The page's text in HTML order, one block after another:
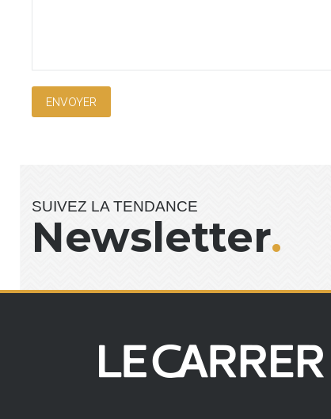
SUIVEZ LA TENDANCE
Newsletter.